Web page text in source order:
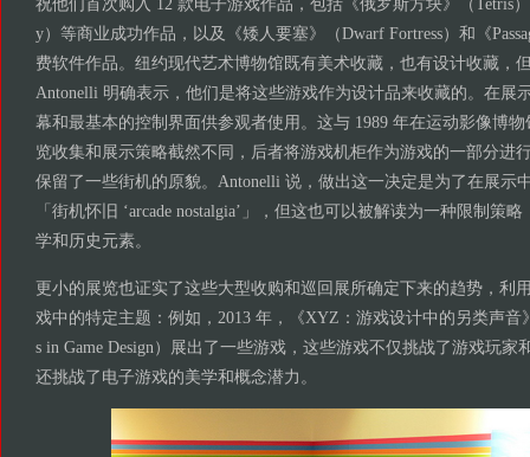
祝他们首次购入 12 款电子游戏作品，包括《俄罗斯方块》（Tetris
y）等商业成功作品，以及《矮人要塞》（Dwarf Fortress）和《
费软件作品。纽约现代艺术博物馆既有美术收藏，也有设计收藏，
Antonelli 明确表示，他们是将这些游戏作为设计品来收藏的。在展
幕和最基本的控制界面供参观者使用。这与 1989 年在运动影像博
览收集和展示策略截然不同，后者将游戏机柜作为游戏的一部分进
保留了一些街机的原貌。Antonelli 说，做出这一决定是为了在展示
「街机怀旧 ‘arcade nostalgia’」，但这也可以被解读为一种限制策
学和历史元素。
更小的展览也证实了这些大型收购和巡回展所确定下来的趋势，利
戏中的特定主题：例如，2013 年，《XYZ：游戏设计中的另类声音
s in Game Design）展出了一些游戏，这些游戏不仅挑战了游戏玩家
还挑战了电子游戏的美学和概念潜力。